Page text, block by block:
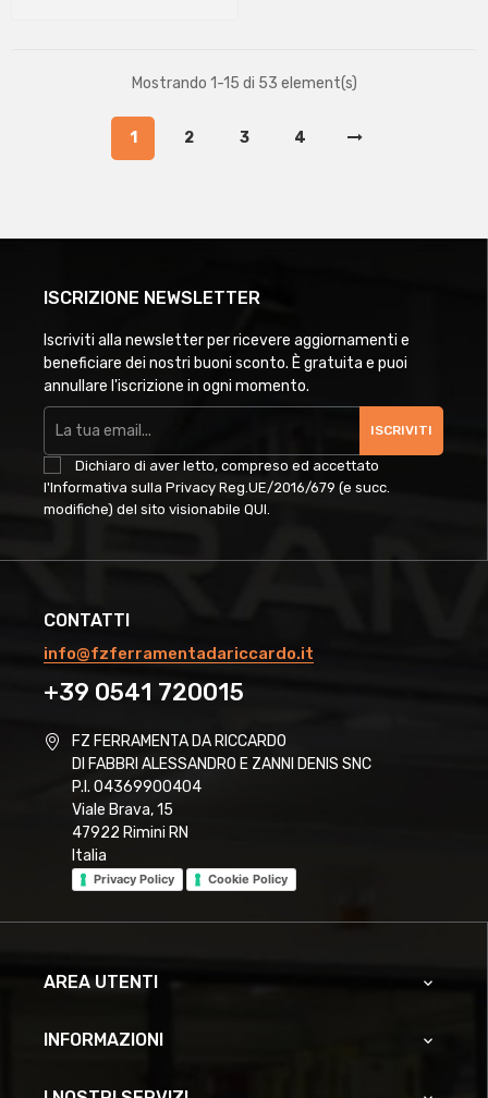
Mostrando 1-15 di 53 element(s)
1 2 3 4
ISCRIZIONE NEWSLETTER
Iscriviti alla newsletter per ricevere aggiornamenti e
beneficiare dei nostri buoni sconto. È gratuita e puoi
annullare l'iscrizione in ogni momento.
ISCRIVITI
Dichiaro di aver letto, compreso ed accettato
l'Informativa sulla Privacy Reg.UE/2016/679 (e succ.
modifiche) del sito visionabile QUI
CONTATTI
info@fzferramentadariccardo.it
+39 0541 720015
FZ FERRAMENTA DA RICCARDO
DI FABBRI ALESSANDRO E ZANNI DENIS SNC
P.I. 04369900404
Viale Brava, 15
47922 Rimini RN
Italia
Privacy Policy Cookie Policy
AREA UTENTI 
INFORMAZIONI 